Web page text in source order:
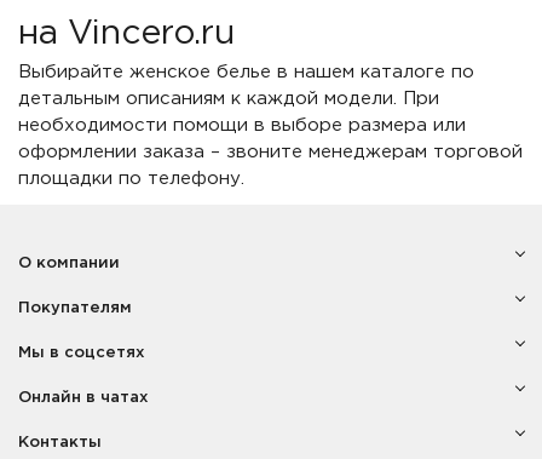
на Vincero.ru
Выбирайте женское белье в нашем каталоге по
детальным описаниям к каждой модели. При
необходимости помощи в выборе размера или
оформлении заказа – звоните менеджерам торговой
площадки по телефону.
Покупателям
О компании
Мы в соцсетях
Онлайн в чатах
Контакты